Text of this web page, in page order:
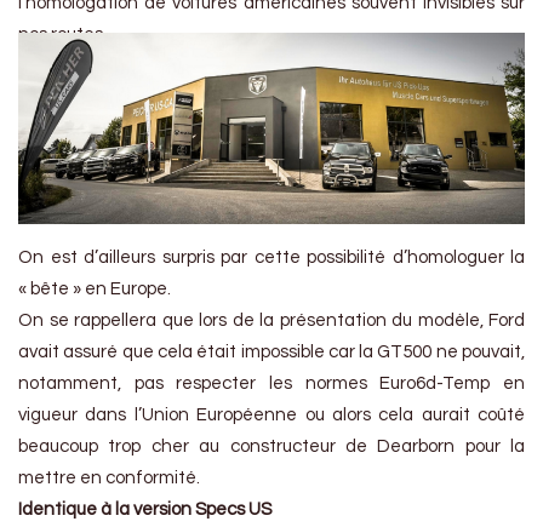
nos routes.
On est d’ailleurs surpris par cette possibilité d’homologuer la
« bête » en Europe.
On se rappellera que lors de la présentation du modèle, Ford
avait assuré que cela était impossible car la GT500 ne pouvait,
notamment, pas respecter les normes Euro6d-Temp en
vigueur dans l’Union Européenne ou alors cela aurait coûté
beaucoup trop cher au constructeur de Dearborn pour la
mettre en conformité.
Identique à la version Specs US